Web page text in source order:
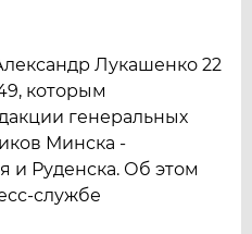
Лукашенко 22
которым
генеральных
Минска -
и Руденска. Об этом
службе